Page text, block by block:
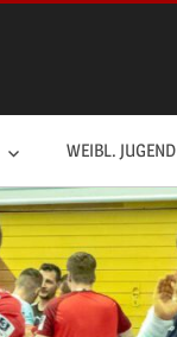
WEIBL. JUGEND